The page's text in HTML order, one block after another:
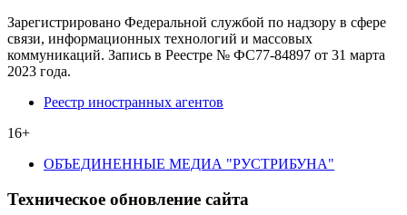
Зарегистрировано Федеральной службой по надзору в сфере
связи, информационных технологий и массовых
коммуникаций. Запись в Реестре № ФС77-84897 от 31 марта
2023 года.
Реестр иностранных агентов
16+
ОБЪЕДИНЕННЫЕ МЕДИА "РУСТРИБУНА"
Техническое обновление сайта